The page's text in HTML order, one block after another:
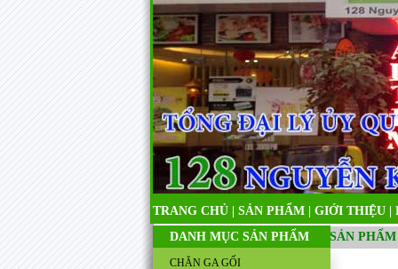
TRANG CHỦ SẢN PHẨM GIỚI THIỆU
DANH MỤC SẢN PHẨM
CHĂN GA GỐI
SẢN